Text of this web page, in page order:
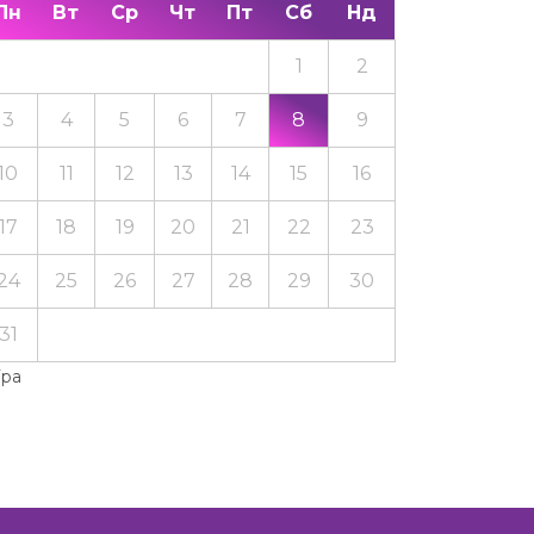
Вт Ср Чт Пт Сб Нд
1 2
3 4 5 6 7 8 9
11 12 13 14 15 16
18 19 20 21 22 23
25 26 27 28 29 30